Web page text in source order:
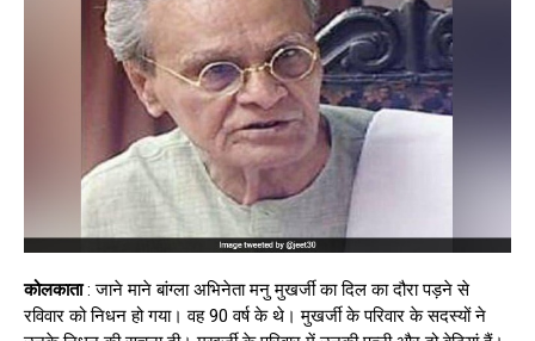
कोलकाता: जाने माने बांग्ला अभिनेता मनु मुखर्जी का दिल का दौरा पड़ने से
रविवार को निधन हो गया। वह 90 वर्ष के थे। मुखर्जी के परिवार के सदस्यों ने